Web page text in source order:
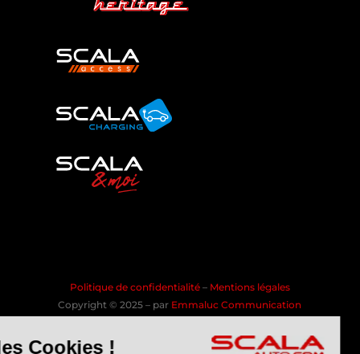
Politique de confidentialité – Mentions légales
Copyright © 2025 – par Emmaluc Communication
les Cookies !